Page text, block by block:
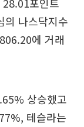
포인트
나스닥지수
에 거래
상승했고
테슬라는